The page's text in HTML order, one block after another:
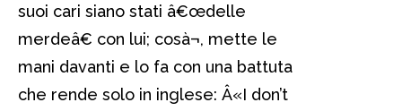
suoi cari siano stati â€œdelle
merdeâ€ con lui; cosà¬, mette le
mani davanti e lo fa con una battuta
che rende solo in inglese: Â«I don’t